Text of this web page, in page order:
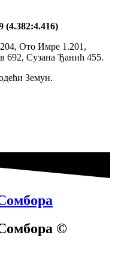
(4.382:4.416)
Ото Имре 1.201,
692, Сузана Ђанић 455.
Земун.
©